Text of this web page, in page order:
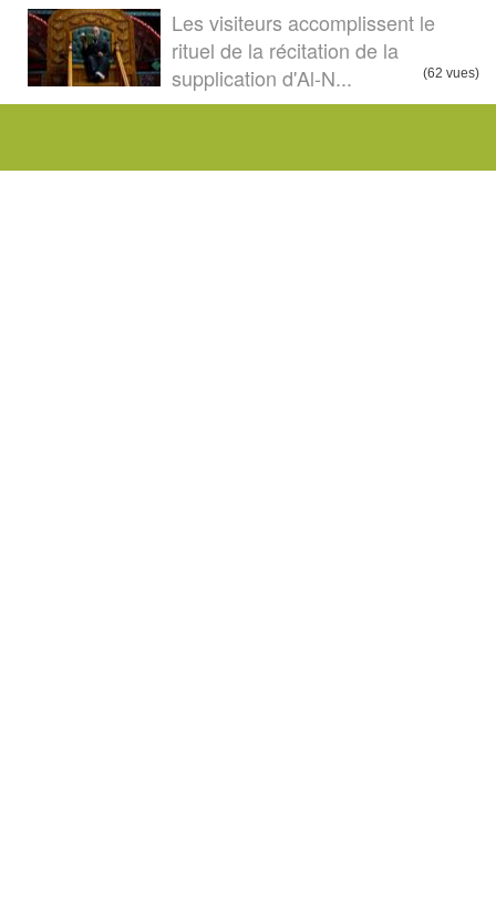
Les visiteurs accomplissent le
rituel de la récitation de la
supplication d'Al-N...
(62 vues)